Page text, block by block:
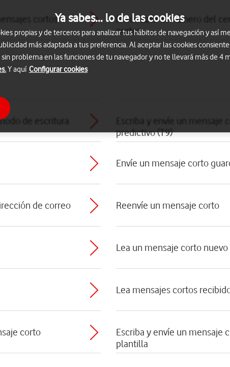
cortos
Introduzca el número del
cortos
de escritura
Escriba y envíe un mensaje
predictivo (T9)
Envíe un mensaje corto
de correo
Reenvíe un mensaje corto
Lea un mensaje corto nuevo
Lea mensajes cortos
corto
Escriba y envíe un mensaje
plantilla
Ya sabes... lo de las cookies
propias y de terceros para analizar tus hábitos de navegación y así
más adaptada a tus preferencia. Al aceptar las cookies
problema en las funciones de tu navegador y no te llevará más de 4
Y aquí Configurar cookies